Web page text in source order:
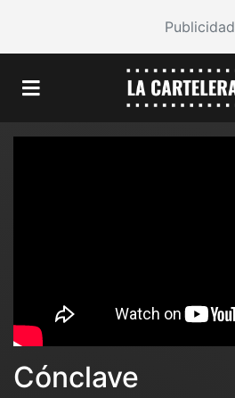
Publicidad
Cónclave